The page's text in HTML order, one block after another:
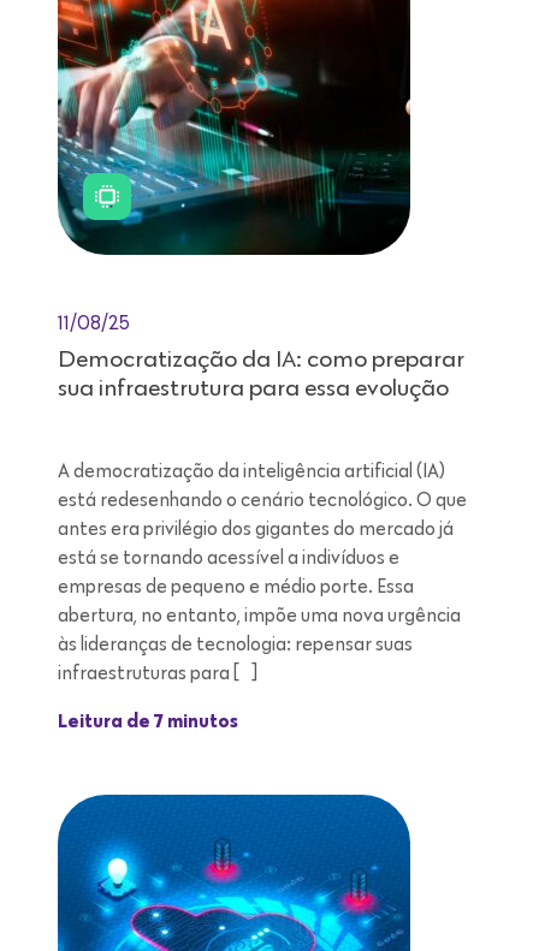
11/08/25
Democratização da IA: como preparar
sua infraestrutura para essa evolução
A democratização da inteligência artificial (IA)
está redesenhando o cenário tecnológico. O que
antes era privilégio dos gigantes do mercado já
está se tornando acessível a indivíduos e
empresas de pequeno e médio porte. Essa
abertura, no entanto, impõe uma nova urgência
às lideranças de tecnologia: repensar suas
infraestruturas para […]
Leitura de 7 minutos